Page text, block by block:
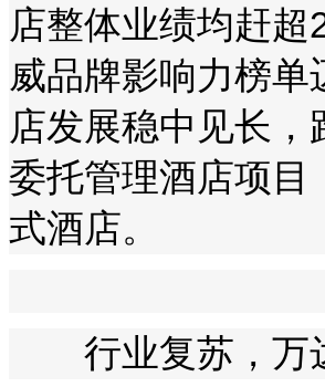
店整体业绩均赶
威品牌影响力榜
店发展稳中见长，
委托管理酒店项目
式酒店。
行业复苏，万